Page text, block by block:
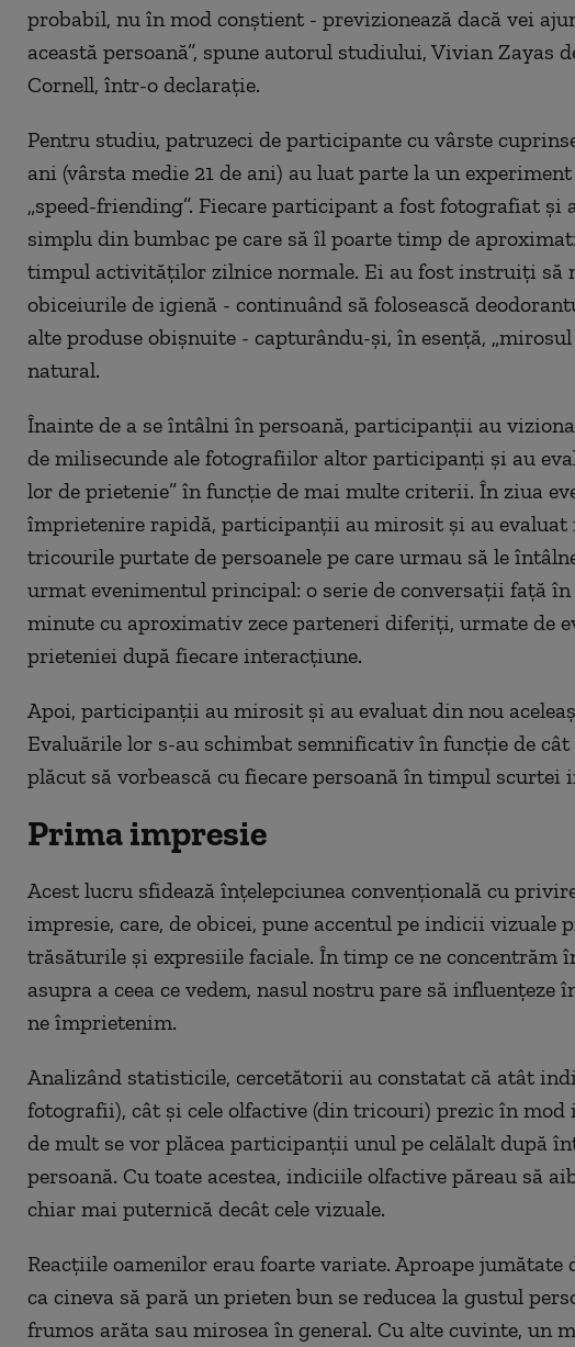
probabil, nu în mod conștient - previzionează dacă vei
această persoană”, spune autorul studiului, Vivian Zayas
Cornell, într-o declarație.
Pentru studiu, patruzeci de participante cu vârste
ani (vârsta medie 21 de ani) au luat parte la un
„speed-friending”. Fiecare participant a fost fotografiat
simplu din bumbac pe care să îl poarte timp de
timpul activităților zilnice normale. Ei au fost instruiți să
obiceiurile de igienă - continuând să folosească
alte produse obișnuite - capturându-și, în esență,
natural.
Înainte de a se întâlni în persoană, participanții au
de milisecunde ale fotografiilor altor participanți și au
lor de prietenie” în funcție de mai multe criterii. În ziua
împrietenire rapidă, participanții au mirosit și au
tricourile purtate de persoanele pe care urmau să le
urmat evenimentul principal: o serie de conversații față
minute cu aproximativ zece parteneri diferiți, urmate de
prieteniei după fiecare interacțiune.
Apoi, participanții au mirosit și au evaluat din nou
Evaluările lor s-au schimbat semnificativ în funcție de cât
plăcut să vorbească cu fiecare persoană în timpul scurtei
Prima impresie
Acest lucru sfidează înțelepciunea convențională cu
impresie, care, de obicei, pune accentul pe indicii vizuale
trăsăturile și expresiile faciale. În timp ce ne concentrăm
asupra a ceea ce vedem, nasul nostru pare să influențeze
ne împrietenim.
Analizând statisticile, cercetătorii au constatat că atât
fotografii), cât și cele olfactive (din tricouri) prezic în mod
de mult se vor plăcea participanții unul pe celălalt după
persoană. Cu toate acestea, indiciile olfactive păreau să
chiar mai puternică decât cele vizuale.
Reacțiile oamenilor erau foarte variate. Aproape jumătate
ca cineva să pară un prieten bun se reducea la gustul
frumos arăta sau mirosea în general. Cu alte cuvinte, un